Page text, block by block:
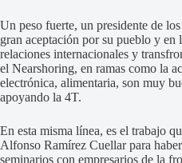
Un peso fuerte, un presidente de
gran aceptación por su pueblo y
relaciones internacionales y
el Nearshoring, en ramas como la
electrónica, alimentaria, son muy
apoyando la 4T.
En esta misma línea, es el trabajo
Alfonso Ramírez Cuellar para
seminarios con empresarios de la